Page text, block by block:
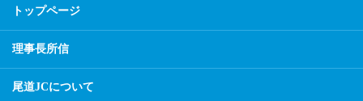
トップページ
理事長所信
尾道JCについて